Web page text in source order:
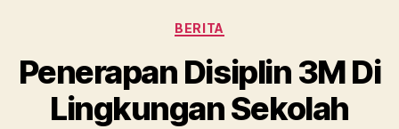
Kategori
BERITA
Penerapan Disiplin 3M Di
Lingkungan Sekolah